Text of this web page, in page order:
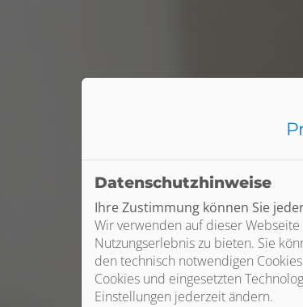
Datenschutzhinweise
Ihre Zustimmung können Sie
Wir verwenden auf dieser
Nutzungserlebnis zu bieten. Sie
den technisch notwendigen
Cookies und eingesetzten
Einstellungen jederzeit ändern.